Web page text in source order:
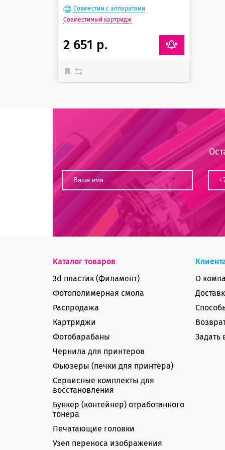
Совместим с аппаратами
Совместимый картридж
2 651 р.
Каталог товаров
3d пластик (Филамент)
Фотополимерная смола
Распродажа
Картриджи
Фотобарабаны
Чернила для принтеров
Фьюзеры (печки для принтера)
Сервисные комплекты для
восстановления
Бункер (контейнер) отработанного
тонера
Печатающие головки
Узел переноса изображения
О
Задать